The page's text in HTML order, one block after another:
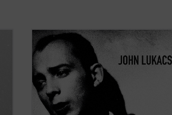
En esta elocuente y sugerente
«autohistoria», John Lukacs, distinguido
historiador y escritor, describe la historia
de sus propias convicciones y creencias.
Un viaje que nos lleva desde la Hungría
de los años treinta y la asolada Budapest
de ...(ver ficha)